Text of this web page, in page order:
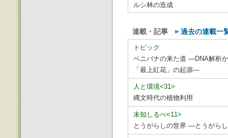
ルシ林の造成
連載・記事 過去の連載一
トピック
ベニバナの来た道 ―DNA解析
「最上紅花」の起源―
人と環境<31>
縄文時代の植物利用
未知しるべ<11>
とうがらしの世界 ―とうがら